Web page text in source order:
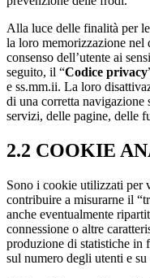
Alla luce delle finalità per
la loro memorizzazione
consenso dell’utente ai
seguito, il “Codice privacy
e ss.mm.ii. La loro
di una corretta
servizi, delle pagine, delle
2.2 COOKIE
Sono i cookie utilizzati per
contribuire a misurarne il
anche eventualmente
connessione o altre
produzione di statistiche in
sul numero degli utenti e